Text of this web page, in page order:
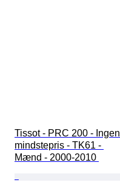
Tissot - PRC 200 - Ingen
mindstepris - TK61 -
Mænd - 2000-2010